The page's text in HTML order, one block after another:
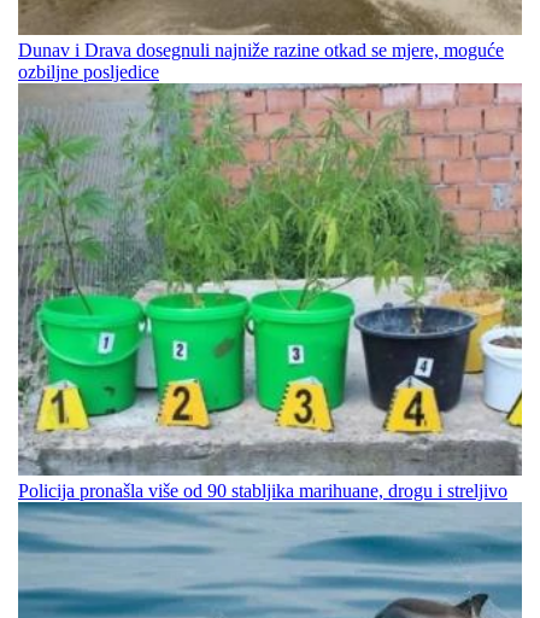
Dunav i Drava dosegnuli najniže razine otkad se mjere, moguće
ozbiljne posljedice
Policija pronašla više od 90 stabljika marihuane, drogu i streljivo